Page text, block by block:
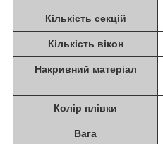
Кількість секцій
Кількість вікон
Накривний матеріал
Колір плівки
Вага